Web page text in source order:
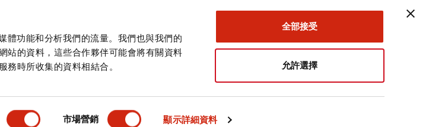
體功能和分析我們的流量。我們也與我們的
站的資料，這些合作夥伴可能會將有關資料
務時所收集的資料相結合。
市場營銷 顯示詳細資料
全部接受
允許選擇
主要特點 規格 文件和檔案
台灣